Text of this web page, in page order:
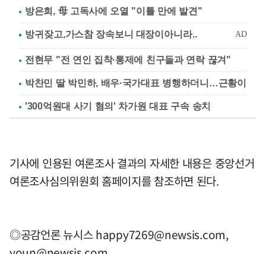
방은희, 母 고독사에 오열 "이틀 만에 발견"
전현무 "전 연인 집착·통제에 친구들과 연락 끊겨"
박찬민 딸 박민하, 배우·국가대표 병행하더니…근황이
'300억원대 사기 혐의' 차가원 대표 구속 송치
기사에 인용된 여론조사 결과의 자세한 내용은 중앙선거
여론조사심의위원회 홈페이지를 참조하면 된다.
◎공감언론 뉴시스happy7269@newsis.com,